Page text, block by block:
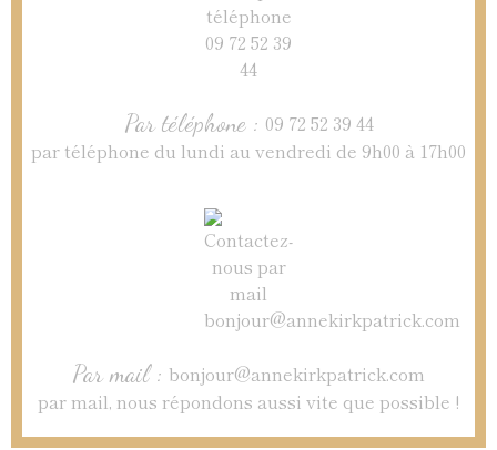
Par téléphone : 09 72 52 39 44
par téléphone du lundi au vendredi de 9h00 à 17h00
Par mail : bonjour@annekirkpatrick.com
par mail, nous répondons aussi vite que possible !